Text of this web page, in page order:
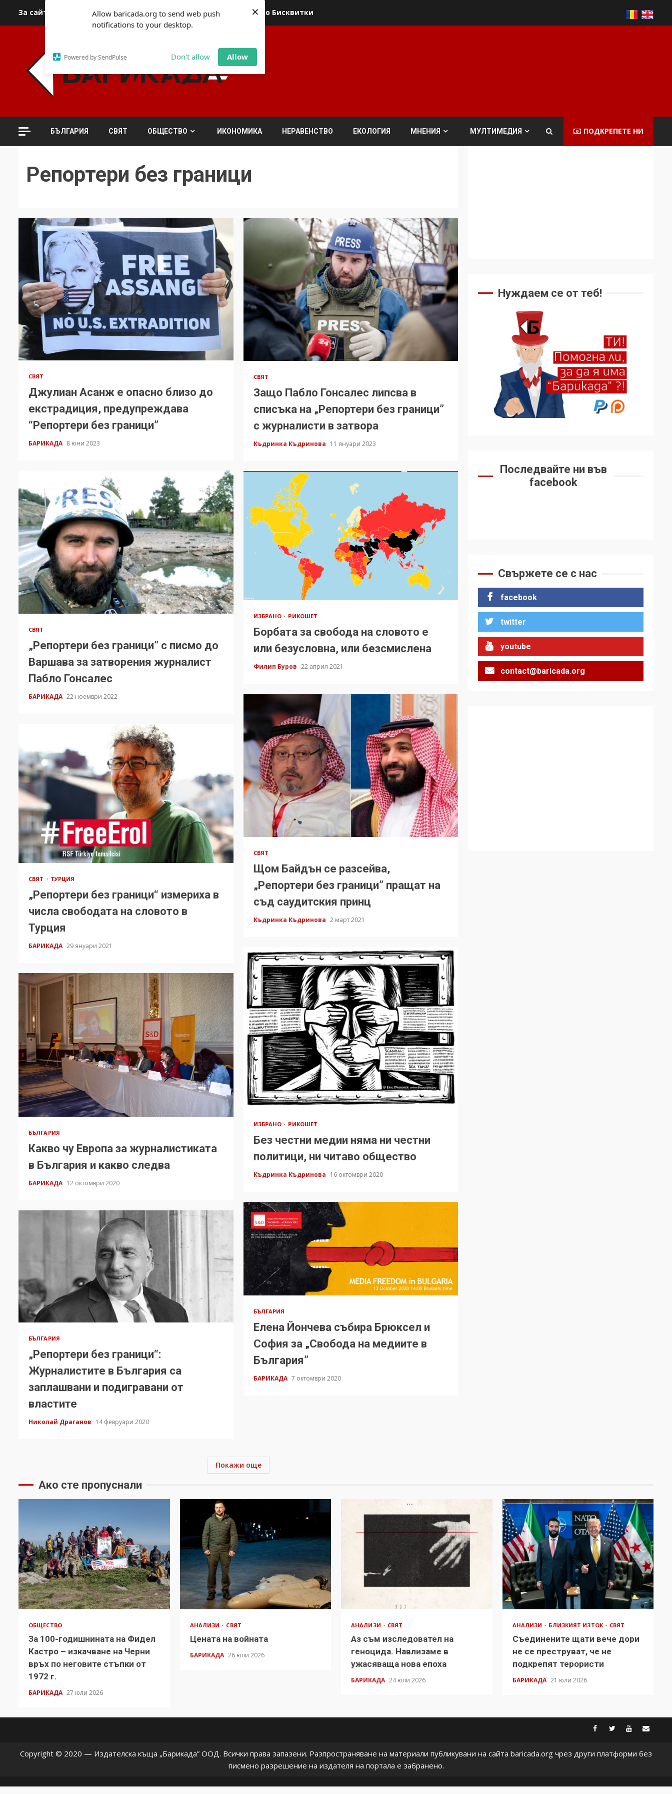
Allow baricada.org to send web push
notifications to your desktop.
Powered by SendPulse Don't allow Allow
×
За сайта За контакти За реклама Политика относно Бисквитки
БЪЛГАРИЯ СВЯТ ОБЩЕСТВО ИКОНОМИКА НЕРАВЕНСТВО ЕКОЛОГИЯ МНЕНИЯ МУЛТИМЕДИЯ ПОДКРЕПЕТЕ НИ
Репортери без граници
СВЯТ
Джулиан Асанж е опасно близо до
екстрадиция, предупреждава
“Репортери без граници”
БАРИКАДА 8 юни 2023
СВЯТ
Защо Пабло Гонсалес липсва в
списъка на „Репортери без граници”
с журналисти в затвора
Къдринка Къдринова 11 януари 2023
СВЯТ
„Репортери без граници” с писмо до
Варшава за затворения журналист
Пабло Гонсалес
БАРИКАДА 22 ноември 2022
ИЗБРАНО РИКОШЕТ
Борбата за свобода на словото е
или безусловна, или безсмислена
Филип Буров 22 април 2021
СВЯТ
Щом Байдън се разсейва,
„Репортери без граници” пращат на
съд саудитския принц
Къдринка Къдринова 2 март 2021
СВЯТ ТУРЦИЯ
„Репортери без граници“ измериха в
числа свободата на словото в
Турция
БАРИКАДА 29 януари 2021
ИЗБРАНО РИКОШЕТ
Без честни медии няма ни честни
политици, ни читаво общество
Къдринка Къдринова 16 октомври 2020
БЪЛГАРИЯ
Какво чу Европа за журналистиката
в България и какво следва
БАРИКАДА 12 октомври 2020
БЪЛГАРИЯ
Елена Йончева събира Брюксел и
София за „Свобода на медиите в
България”
БАРИКАДА 7 октомври 2020
БЪЛГАРИЯ
„Репортери без граници“:
Журналистите в България са
заплашвани и подигравани от
властите
Николай Драганов 14 февруари 2020
Покажи още
Нуждаем се от теб!
Последвайте ни във
facebook
Свържете се с нас
facebook
twitter
youtube
contact@baricada.org
Ако сте пропуснали
ОБЩЕСТВО
За 100-годишнината на Фидел
Кастро – изкачване на Черни
връх по неговите стъпки от
1972 г.
БАРИКАДА 27 юли 2026
АНАЛИЗИ СВЯТ
Цената на войната
БАРИКАДА 26 юли 2026
АНАЛИЗИ СВЯТ
Аз съм изследовател на
геноцида. Навлизаме в
ужасяваща нова епоха
БАРИКАДА 24 юли 2026
АНАЛИЗИ БЛИЗКИЯТ ИЗТОК СВЯТ
Съединените щати вече дори
не се преструват, че не
подкрепят терористи
БАРИКАДА 21 юли 2026
facebook
twitter
Copyright © 2020 — Издателска къща „Барикада” ООД. Всички права запазени. Разпространяване на материали публикувани на сайта baricada.org чрез други платформи без
писмено разрешение на издателя на портала е забранено.